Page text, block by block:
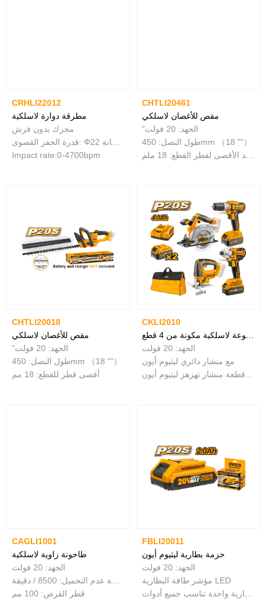
CRHLI22012
مطرقة دوارة لاسلكية
محرك بدون فرش
Impact rate:0-4700bpm
CHTLI20461
مقص للأغصان لاسلكي
"الجهد: 20 فولت
طول النصل: 450mm （18 ""）
CHTLI20018
مقص للأغصان لاسلكي
"الجهد: 20 فولت
طول النصل: 450mm （18 ""）
أقصى قطر للقطع: 18 مم
CKLI2010
مجموعة لاسلكية مكونة من 4 قطع
الجهد: 20 فولت
مع منشار دائري ليثيوم أيون
CAGLI1001
طاحونة زاوية لاسلكية
الجهد: 20 فولت
قطر القرص: 100 مم
FBLI20011
حزمة بطارية ليثيوم أيون
الجهد: 20 فولت
مؤشر طاقة البطارية LED